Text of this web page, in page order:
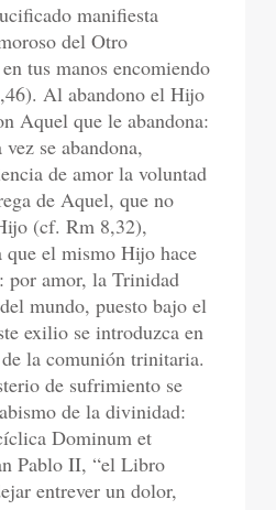
manifiesta
del Otro
tus manos encomiendo
Al abandono el Hijo
Aquel que le abandona:
se abandona,
de amor la voluntad
de Aquel, que no
(cf. Rm 8,32),
que el mismo Hijo hace
por amor, la Trinidad
mundo, puesto bajo el
exilio se introduzca en
la comunión trinitaria.
de sufrimiento se
de la divinidad:
Dominum et
Pablo II, “el Libro
entrever un dolor,